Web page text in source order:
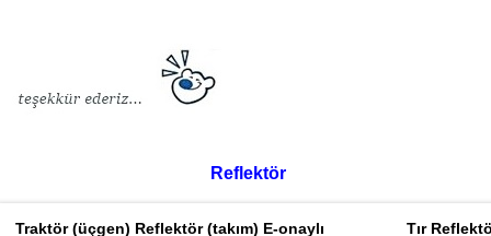
Reflektör
Traktör (üçgen) Reflektör (takım) E-onaylı Tır